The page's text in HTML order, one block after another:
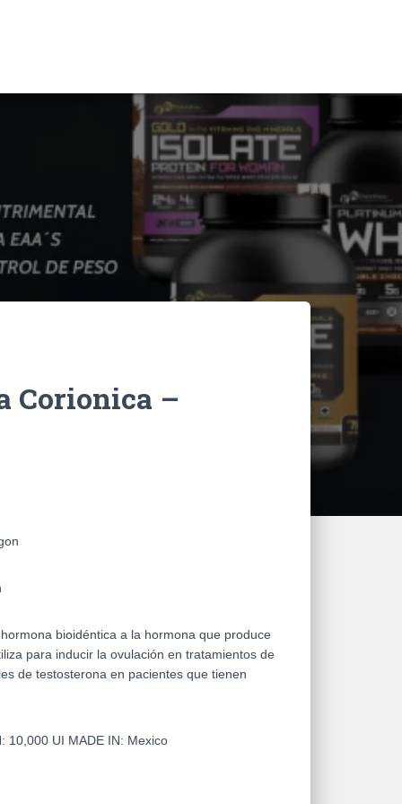
Corionica –
bioidéntica a la hormona que produce
para inducir la ovulación en tratamientos de
de testosterona en pacientes que tienen
10,000 UI MADE IN: Mexico